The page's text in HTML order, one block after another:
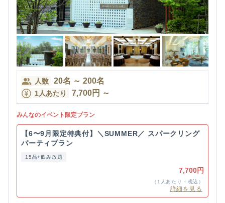
人数 20名 ～ 200名
1人あたり 7,700円 ～
みんなのイベント限定プラン
【6〜9月限定特典付】＼SUMMER／ スパークリング
パーティプラン
15品+飲み放題
7,700円
（1人あたり・税込）
詳細を見る